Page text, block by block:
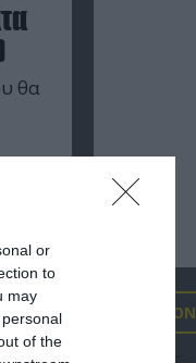
or
to
may
of the
θα
FOCUS ON